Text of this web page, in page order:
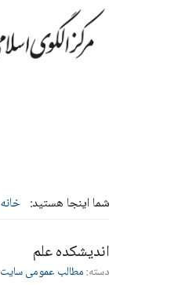
شما اینجا هستید: خانه
اندیشکده علم
دسته:مطالب عمومی سایت